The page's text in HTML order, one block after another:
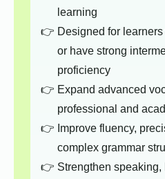
learning
Designed for
or have strong
proficiency
Expand advanced
professional and
Improve fluency,
complex grammar
Strengthen